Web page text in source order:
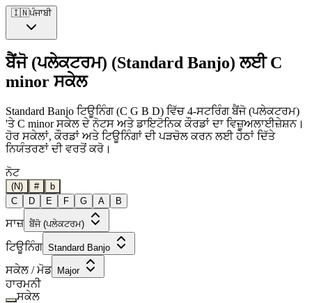
🇮🇳ਪੰਜਾਬੀ
ਬੈਂਜੋ (ਪਲੇਕਟਰਮ) (Standard Banjo) ਲਈ C
minor ਸਕੇਲ
Standard Banjo ਟਿਊਨਿੰਗ (C G B D) ਵਿੱਚ 4-ਸਟਰਿੰਗ ਬੈਂਜੋ (ਪਲੇਕਟਰਮ)
'ਤੇ C minor ਸਕੇਲ ਦੇ ਨੋਟਸ ਅਤੇ ਡਾਇਟੋਨਿਕ ਕੌਰਡਾਂ ਦਾ ਵਿਜ਼ੂਅਲਾਈਜ਼ੇਸ਼ਨ।
ਹੋਰ ਸਕੇਲਾਂ, ਕੌਰਡਾਂ ਅਤੇ ਟਿਊਨਿੰਗਾਂ ਦੀ ਪੜਚੋਲ ਕਰਨ ਲਈ ਹੇਠਾਂ ਦਿੱਤੇ
ਨਿਯੰਤਰਣਾਂ ਦੀ ਵਰਤੋਂ ਕਰੋ।
ਨੋਟ
(N) #
b
C
D E F G A B
ਸਾਜ਼ ਬੈਂਜੋ (ਪਲੇਕਟਰਮ)
ਟਿਊਨਿੰਗ Standard Banjo
ਸਕੇਲ / ਮੋਡ Major
ਹਾਰਮਨੀ
ਸਕੇਲ